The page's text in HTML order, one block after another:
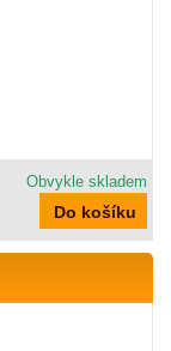
Obvykle skladem